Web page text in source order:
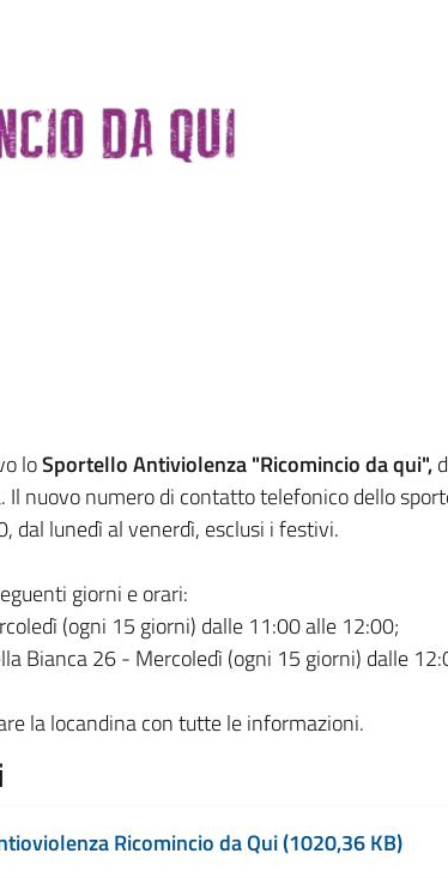
loSportello Antiviolenza "Ricomincio da qui",
Il nuovo numero di contatto telefonico dello
dal lunedì al venerdì, esclusi i festivi.
giorni e orari:
(ogni 15 giorni) dalle 11:00 alle 12:00;
Bianca 26 - Mercoledì (ogni 15 giorni) dalle
la locandina con tutte le informazioni.
Ricomincio da Qui (1020,36 KB)